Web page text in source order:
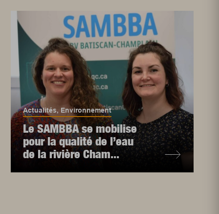
Actualités, Environnement
Le SAMBBA se mobilise
pour la qualité de l’eau
de la rivière Cham...